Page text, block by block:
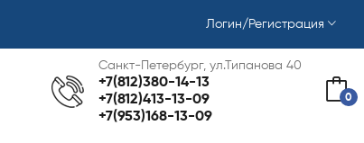
Логин/Регистрация
Санкт-Петербург, ул.Типанова 40
+7(812)380-14-13
+7(812)413-13-09
+7(953)168-13-09
0